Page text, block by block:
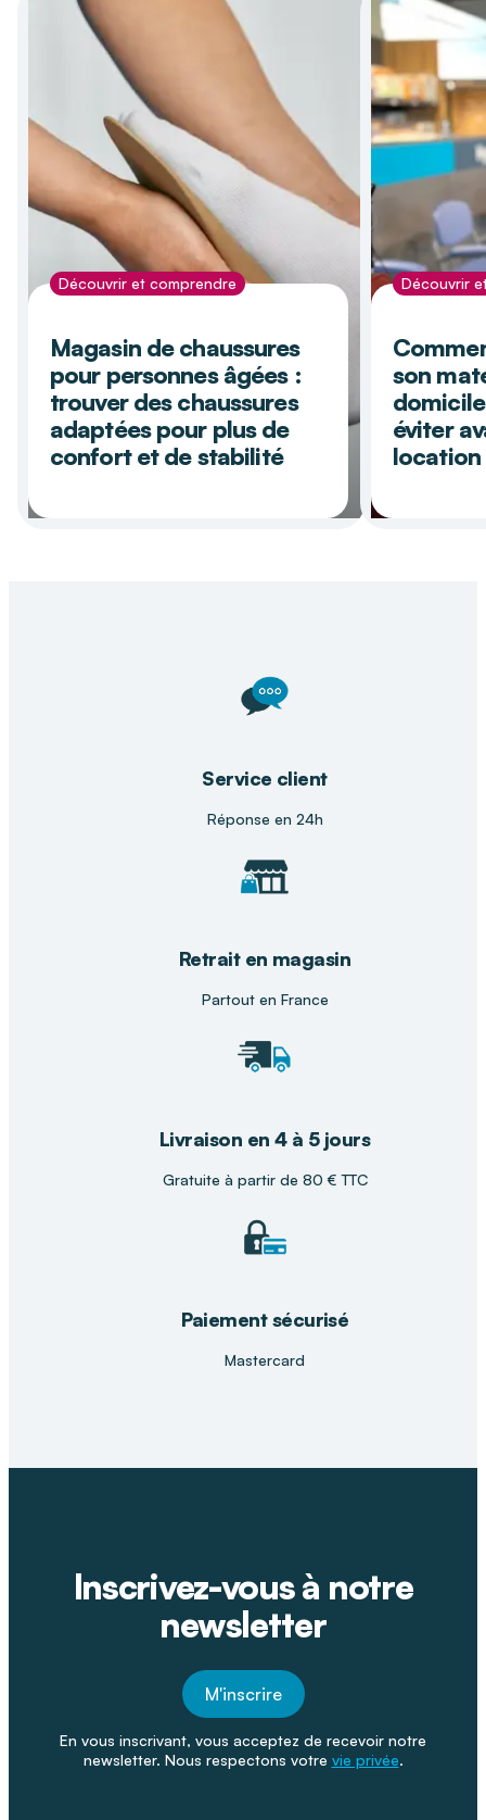
Découvrir et comprendre
Magasin de chaussures
pour personnes âgées :
trouver des chaussures
adaptées pour plus de
confort et de stabilité
Découvrir
son
éviter
location
Service client
Réponse en 24h
Retrait en magasin
Partout en France
Livraison en 4 à 5 jours
Gratuite à partir de 80 € TTC
Paiement sécurisé
Mastercard
Inscrivez-vous à notre
newsletter
M'inscrire
En vous inscrivant, vous acceptez de recevoir notre
newsletter. Nous respectons votre vie privée.